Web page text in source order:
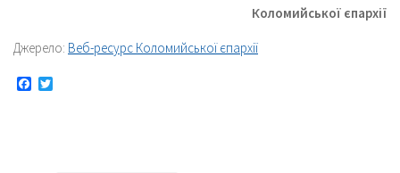
Коломийської єпархії
Джерело: Веб-ресурс Коломийської єпархії
Facebook